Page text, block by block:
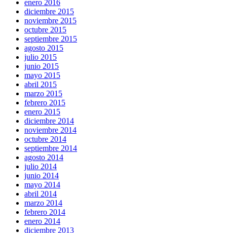
enero 2016
diciembre 2015
noviembre 2015
octubre 2015
septiembre 2015
agosto 2015
julio 2015
junio 2015
mayo 2015
abril 2015
marzo 2015
febrero 2015
enero 2015
diciembre 2014
noviembre 2014
octubre 2014
septiembre 2014
agosto 2014
julio 2014
junio 2014
mayo 2014
abril 2014
marzo 2014
febrero 2014
enero 2014
diciembre 2013